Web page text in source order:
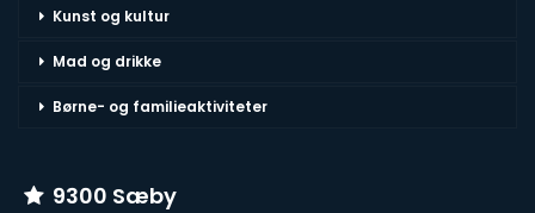
Kunst og kultur
Mad og drikke
Børne- og familieaktiviteter
9300 Sæby